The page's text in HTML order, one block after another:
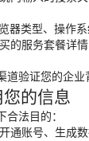
器类型、操作
的服务套餐详
验证您的企业
的信息
法目的：
通账号、生成